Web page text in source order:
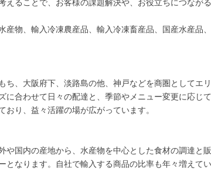
えることで、お客様の課題解決や、お役立ちにつなが
産物、輸入冷凍農産品、輸入冷凍畜産品、国産水産品
ち、大阪府下、淡路島の他、神戸などを商圏としてエ
に合わせて日々の配達と、季節やメニュー変更に応じ
おり、益々活躍の場が広がっています。
や国内の産地から、水産物を中心とした食材の調達と
となります。自社で輸入する商品の比率も年々増えて